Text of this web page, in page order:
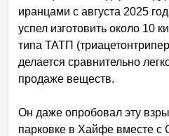
иранцами с августа 2025
успел изготовить около 10
типа ТАТП
делается сравнительно
продаже веществ.
Он даже опробовал эту
парковке в Хайфе вместе